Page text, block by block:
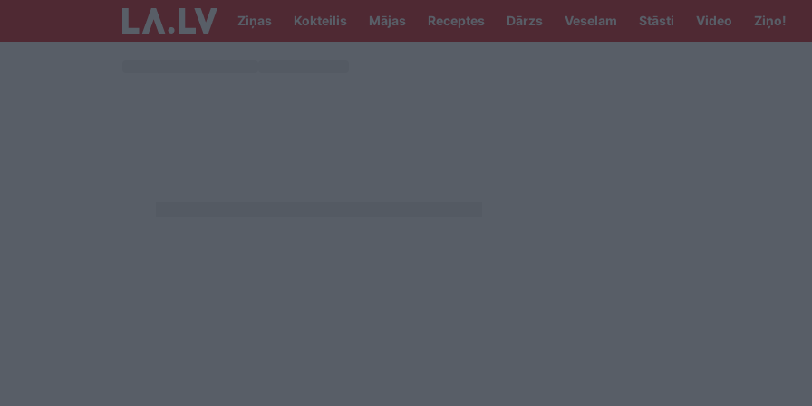
Ziņas Kokteilis Mājas Receptes Dārzs Veselam Stāsti Video Ziņo!